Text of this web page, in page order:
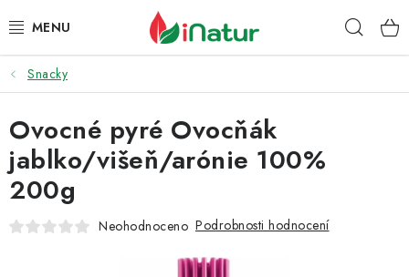
na
POTRAVINY
OŘECHY A SUŠENÉ PLODY
SNACKY
NÁPOJE
EKO DROGERIE A KOSMETIKA
Snacky
Ovocné pyré Ovocňák
jablko/višeň/arónie 100%
200g
Neohodnoceno Podrobnosti hodnocení